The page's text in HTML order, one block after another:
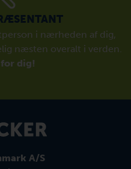
i nærheden af dig,
næsten overalt i verden.
dig!
A/S